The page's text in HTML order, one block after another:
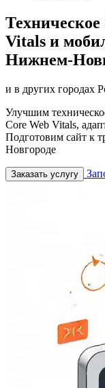
Vitals и
Нижнем-
и в других городах
Улучшим
Core Web Vitals,
Подготовим сайт к
Новгороде
Заказать услугу